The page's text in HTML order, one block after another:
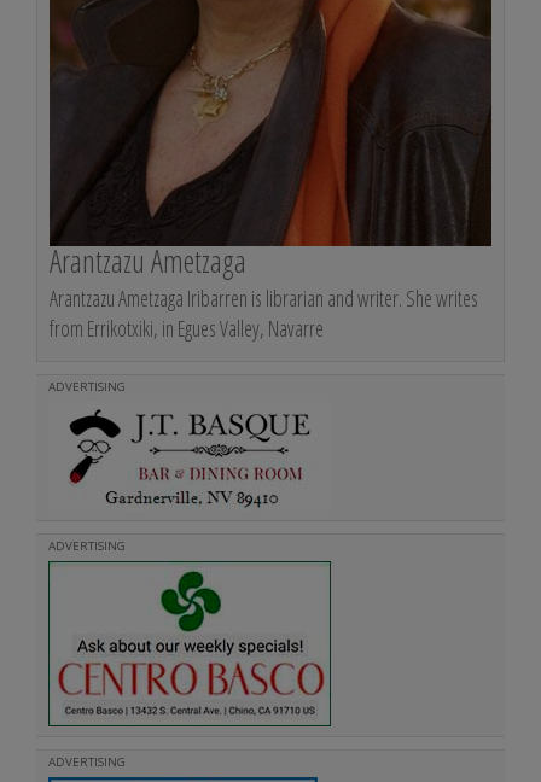
Arantzazu Ametzaga
Arantzazu Ametzaga Iribarren is librarian and writer. She writes
from Errikotxiki, in Egues Valley, Navarre
ADVERTISING
ADVERTISING
ADVERTISING